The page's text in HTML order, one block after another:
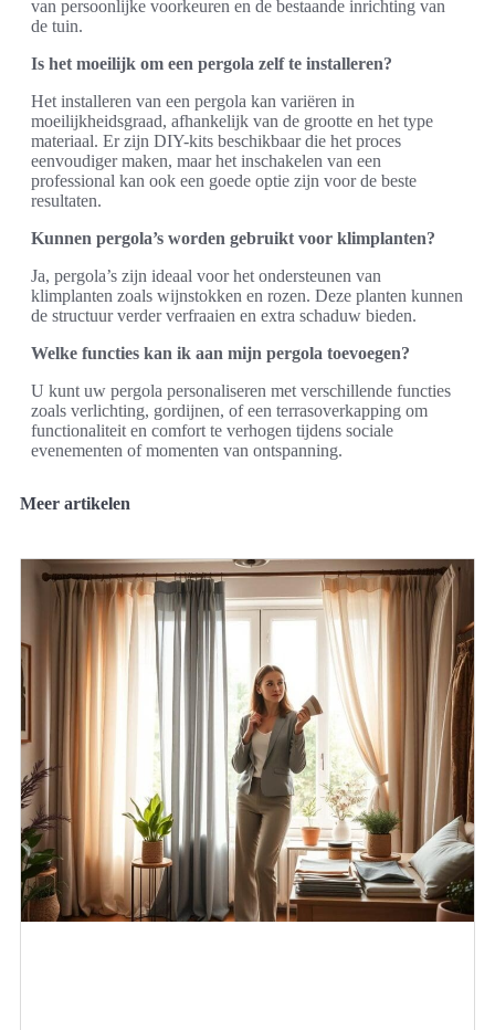
van persoonlijke voorkeuren en de bestaande inrichting van
de tuin.
Is het moeilijk om een pergola zelf te installeren?
Het installeren van een pergola kan variëren in
moeilijkheidsgraad, afhankelijk van de grootte en het type
materiaal. Er zijn DIY-kits beschikbaar die het proces
eenvoudiger maken, maar het inschakelen van een
professional kan ook een goede optie zijn voor de beste
resultaten.
Kunnen pergola’s worden gebruikt voor klimplanten?
Ja, pergola’s zijn ideaal voor het ondersteunen van
klimplanten zoals wijnstokken en rozen. Deze planten kunnen
de structuur verder verfraaien en extra schaduw bieden.
Welke functies kan ik aan mijn pergola toevoegen?
U kunt uw pergola personaliseren met verschillende functies
zoals verlichting, gordijnen, of een terrasoverkapping om
functionaliteit en comfort te verhogen tijdens sociale
evenementen of momenten van ontspanning.
Meer artikelen